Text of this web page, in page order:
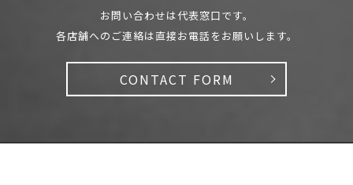
お問い合わせは代表窓口です。
各店舗へのご連絡は直接お電話をお願いします。
CONTACT FORM